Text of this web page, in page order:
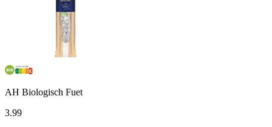
AH Biologisch Fuet
3.99